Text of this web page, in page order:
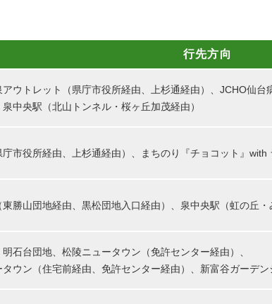
行先方向
ウトレット（県庁市役所経由、上杉通経由）、JCHO仙
中央駅（北山トンネル・桜ヶ丘加茂経由）
市役所経由、上杉通経由）、まちのり『チョコット』with
勝山団地経由、黒松団地入口経由）、泉中央駅（虹の丘・
石台団地、松陵ニュータウン（免許センター経由）、
ウン（住宅前経由、免許センター経由）、新富谷ガーデン